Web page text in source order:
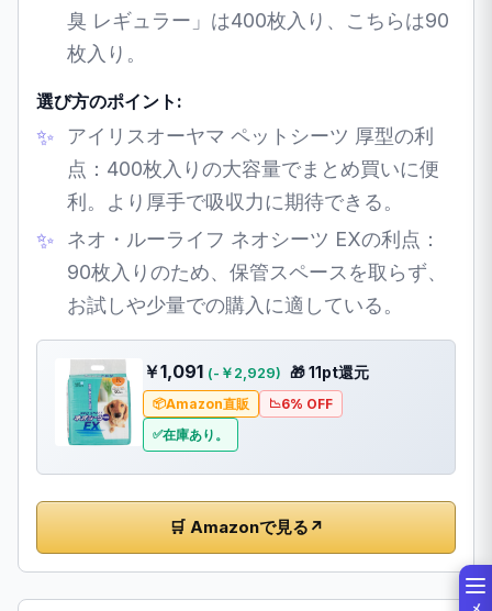
臭 レギュラー」は400枚入り、こちらは90
枚入り。
選び方のポイント:
アイリスオーヤマ ペットシーツ 厚型の利
点：400枚入りの大容量でまとめ買いに便
利。より厚手で吸収力に期待できる。
ネオ・ルーライフ ネオシーツ EXの利点：
90枚入りのため、保管スペースを取らず、
お試しや少量での購入に適している。
￥1,091 (-￥2,929) 🎁 11pt還元
Amazon直販
6% OFF
在庫あり。
🛒 Amazonで見る ↗